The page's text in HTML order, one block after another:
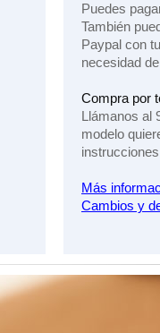
Puedes
También
Paypal con
necesidad
Compra por
Llámanos al
modelo
Más
Cambios y